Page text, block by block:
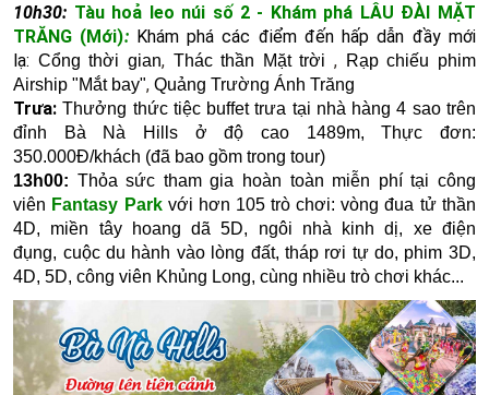
10h30: Tàu hoả leo núi số 2 - Khám phá LÂU ĐÀI MẶT
TRĂNG (Mới): Khám phá các điểm đến hấp dẫn đầy mới
lạ: Cổng thời gian, Thác thần Mặt trời , Rạp chiếu phim
Airship "Mắt bay",Quảng Trường Ánh Trăng
Trưa:Thưởng thức tiệc buffet trưa tại nhà hàng 4 sao trên
đỉnh Bà Nà Hills ở độ cao 1489m, Thực đơn:
350.000Đ/khách (đã bao gồm trong tour)
13h00: Thỏa sức tham gia hoàn toàn miễn phí tại công
viên Fantasy Park với hơn 105 trò chơi: vòng đua tử thần
4D, miền tây hoang dã 5D, ngôi nhà kinh dị, xe điện
đụng, cuộc du hành vào lòng đất, tháp rơi tự do, phim 3D,
4D, 5D, công viên Khủng Long,cùng nhiều trò chơi khác​...